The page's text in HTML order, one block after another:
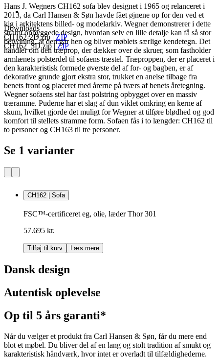
Downloads
CH162-2D.zip|ZIP
CH162_3D.zip|ZIP
Hans J. Wegners CH162 sofa blev designet i 1965 og relanceret i
2013, da Carl Hansen & Søn havde fået øjnene op for den ved et
kig i arkitektens billed- og modelarkiv. Wegner demonstrerer i dette
stramt opbyggede design, hvordan selv en lille detalje kan få så stor
betydning, at den går hen og bliver møblets særlige kendetegn. Det
handler om den træprop, der dækker over de skruer, som fastholder
armlænets polsterdel til sofaens træstel. Træproppen, der er placeret i
den karakteristisk formede øverste del af for- og bagben, er af
dekorative grunde gjort ekstra stor, trukket en anelse tilbage fra
benets front og placeret med årerne på tværs af benets åretegning.
Wegner sofaens stel har fast polstring opbygget over en massiv
træramme. Puderne har et slag af dun viklet omkring en kerne af
skum, hvilket gjorde det muligt for Wegner at tilføre blødhed og god
komfort til stellets stramme form. Sofaen fås i to længder: CH162 til
to personer og CH163 til tre personer.
Se 1 varianter
CH162 | Sofa
FSC™-certificeret eg, olie, læder Thor 301
57.695 kr.
Tilføj til kurv Læs mere
Dansk design
Autentisk oplevelse
Op til 5 års garanti*
Når du vælger et produkt fra Carl Hansen & Søn, får du mere end
blot et møbel. Du bliver del af en lang og stolt tradition af smukt og
karakteristisk håndværk, hvor intet er overladt til tilfældighederne.